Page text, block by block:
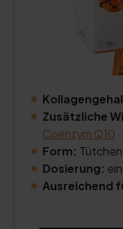
Zusätzliche
Coenzym Q10
Form:
Dosierung:
Ausreichend